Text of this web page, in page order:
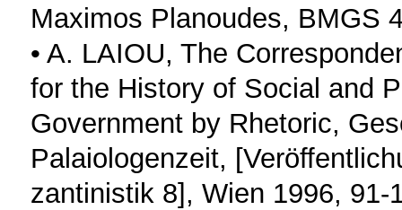
Maximos Planoudes, BMGS
• A. LAIOU, The
for the History of Social and
Government by Rhetoric,
Palaiologenzeit,
zantinistik 8], Wien 1996, 91-